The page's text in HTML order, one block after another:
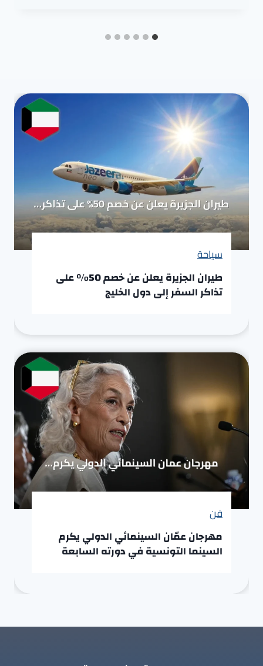
سياحة
طيران الجزيرة يعلن عن خصم 50% على
تذاكر السفر إلى دول الخليج
فن
مهرجان عمّان السينمائي الدولي يكرم
السينما التونسية في دورته السابعة